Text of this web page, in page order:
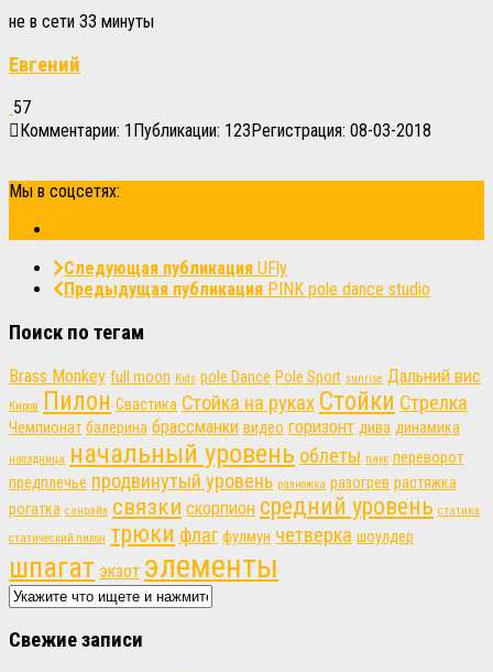
не в сети 33 минуты
Евгений
57
Комментарии: 1 Публикации: 123 Регистрация: 08-03-2018
Мы в соцсетях:
Следующая публикация UFly
Предыдущая публикация PINK pole dance studio
Поиск по тегам
Brass Monkey full moon Kids pole Dance Pole Sport sunrise Дальний вис
Киров Пилон Свастика Стойка на руках Стойки Стрелка
Чемпионат балерина брассманки видео горизонт дива динамика
наездница начальный уровень облеты паук переворот
предплечье продвинутый уровень разножка разогрев растяжка
рогатка санрайз связки скорпион средний уровень статика
статический пилон трюки флаг фулмун четверка шоулдер
шпагат экзот элементы
Свежие записи